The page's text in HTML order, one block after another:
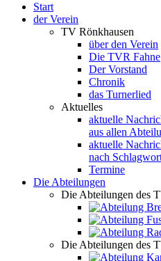
Start
der Verein
TV Rönkhausen
über den Verein
Die TVR Fahne
Der Vorstand
Chronik
das Turnerlied
Aktuelles
aktuelle
aus allen
aktuelle
nach
Termine
Die Abteilungen
Die Abteilungen des
Die Abteilungen des